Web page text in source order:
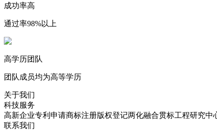
成功率高
通过率98%以上
高学历团队
团队成员均为高等学历
关于我们
科技服务
高新企业专利申请商标注册版权登记两化融合贯标工程研究中
联系我们